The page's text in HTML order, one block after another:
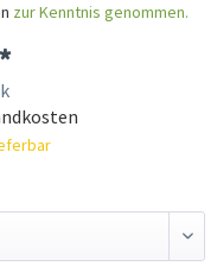
zur Kenntnis genommen.